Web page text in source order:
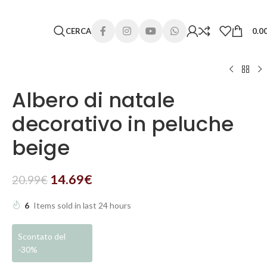
CERCA
Albero di natale
decorativo in peluche
beige
20.99€ 14.69€
6 Items sold in last 24 hours
Scontato del
-30%